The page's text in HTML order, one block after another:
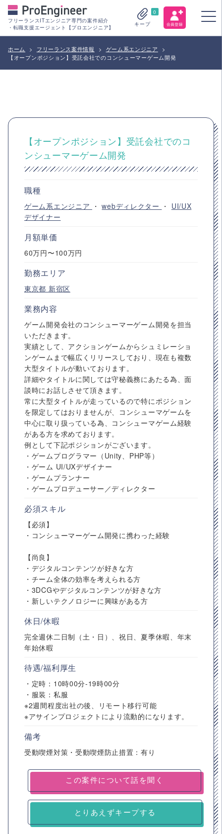
フリーランスITエンジニア専門の案件紹介
・転職支援エージェント【プロエンジニア】
0
キープ
ホーム > フリーランス案件情報 > ゲーム系エンジニア
>
【オープンポジション】受託会社でのコンシューマーゲーム開発
【オープンポジション】受託会社でのコ
ンシューマーゲーム開発
職種
ゲーム系エンジニア ・webディレクター ・ UI/UX
デザイナー
月額単価
60万円〜100万円
勤務エリア
東京都 新宿区
業務内容
ゲーム開発会社のコンシューマーゲーム開発を担当
いただきます。
実績として、アクションゲームからシュミレーショ
ンゲームまで幅広くリリースしており、現在も複数
大型タイトルが動いております。
詳細やタイトルに関しては守秘義務にあたる為、面
談時にお話しさせて頂きます。
常に大型タイトルが走っているので特にポジション
を限定してはおりませんが、コンシューマゲームを
中心に取り扱っている為、コンシューマゲーム経験
がある方を求めております。
例として下記ポジションがございます。
・ゲームプログラマー（Unity、PHP等）
・ゲーム UI/UXデザイナー
・ゲームプランナー
・ゲームプロデューサー／ディレクター
必須スキル
【必須】
・コンシューマーゲーム開発に携わった経験
【尚良】
・デジタルコンテンツが好きな方
・チーム全体の効率を考えられる方
・3DCGやデジタルコンテンツが好きな方
・新しいテクノロジーに興味がある方
休日/休暇
完全週休二日制（土・日）、祝日、夏季休暇、年末
年始休暇
待遇/福利厚生
・定時：10時00分-19時00分
・服装：私服
※2週間程度出社の後、リモート移行可能
※アサインプロジェクトにより流動的になります。
備考
受動喫煙対策・受動喫煙防止措置：有り
とりあえずキープする